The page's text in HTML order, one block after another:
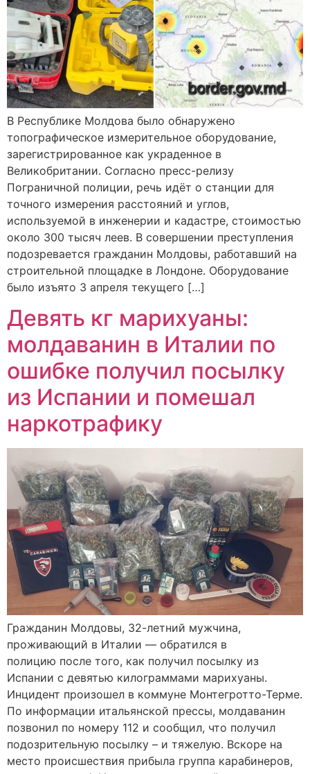
В Республике Молдова было обнаружено
топографическое измерительное оборудование,
зарегистрированное как украденное в
Великобритании. Согласно пресс-релизу
Пограничной полиции, речь идёт о станции для
точного измерения расстояний и углов,
используемой в инженерии и кадастре, стоимостью
около 300 тысяч леев. В совершении преступления
подозревается гражданин Молдовы, работавший на
строительной площадке в Лондоне. Оборудование
было изъято 3 апреля текущего […]
Девять кг марихуаны:
молдаванин в Италии по
ошибке получил посылку
из Испании и помешал
наркотрафику
Гражданин Молдовы, 32-летний мужчина,
проживающий в Италии — обратился в
полицию после того, как получил посылку из
Испании с девятью килограммами марихуаны.
Инцидент произошел в коммуне Монтегротто-Терме.
По информации итальянской прессы, молдаванин
позвонил по номеру 112 и сообщил, что получил
подозрительную посылку – и тяжелую. Вскоре на
место происшествия прибыла группа карабинеров,